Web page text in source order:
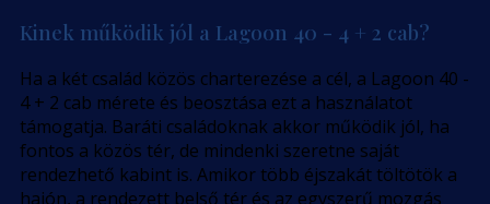
Kinek működik jól a Lagoon 40 - 4 + 2 cab?
Ha a két család közös charterezése a cél, a Lagoon 40 -
4 + 2 cab mérete és beosztása ezt a használatot
támogatja. Baráti családoknak akkor működik jól, ha
fontos a közös tér, de mindenki szeretne saját
rendezhető kabint is. Amikor több éjszakát töltötök a
hajón, a rendezett belső tér és az egyszerű mozgás